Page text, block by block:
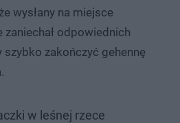
wysłany na miejsce
odpowiednich
zakończyć gehennę
w leśnej rzece